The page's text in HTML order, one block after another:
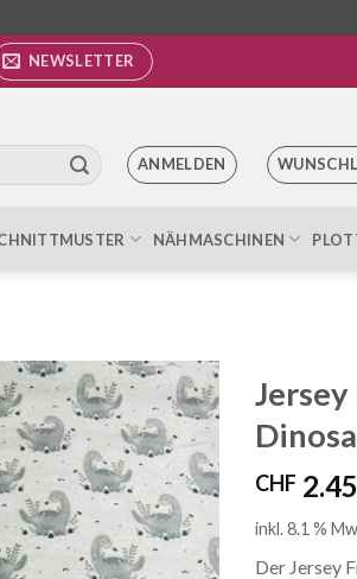
NEWSLETTER
ANMELDEN
NÄHMASCHINEN
Auf die
Wunschliste
CHF 2.45
inkl. 8.1 %
Der Jersey